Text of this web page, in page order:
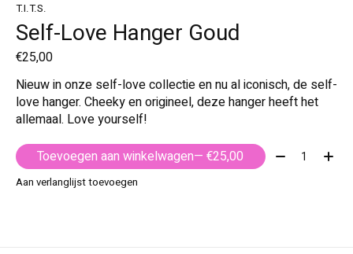
T.I.T.S.
Self-Love Hanger Goud
€25,00
Nieuw in onze self-love collectie en nu al iconisch, de self-
love hanger. Cheeky en origineel, deze hanger heeft het
allemaal. Love yourself!
Toevoegen aan winkelwagen
— €25,00 Aantal:
Aan verlanglijst toevoegen